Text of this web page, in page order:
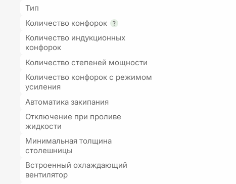
Тип
Количество конфорок
Количество индукционных
конфорок
Количество степеней мощности
Количество конфорок с режимом
усиления
Автоматика закипания
Отключение при проливе
жидкости
Минимальная толщина
столешницы
Встроенный охлаждающий
вентилятор